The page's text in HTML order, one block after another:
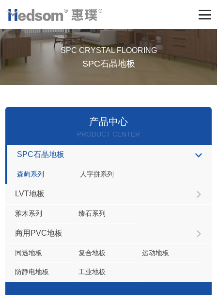
SPC CRYSTAL FLOORING
SPC石晶地板
产品中心
PRODUCT CENTER
SPC石晶地板
森屿系列 人字拼系列
LVT地板
雅木系列 臻石系列
商用PVC地板
同透地板 复合地板 运动地板
防静电地板 工业地板